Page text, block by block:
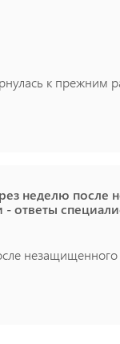
к прежним
неделю после
ответы
незащищенного